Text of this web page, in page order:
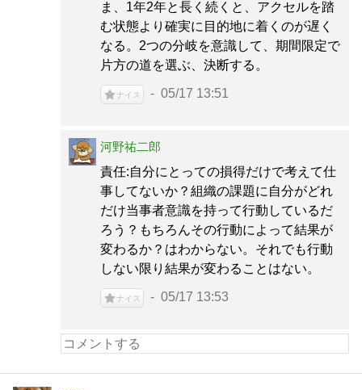
ま、1年2年と長く続くと、アクセルを踏
む状態より確実に目的地に着くのが遅く
なる。2つの分岐を意識して、期間限定で
片方の道を選ぶ、決断する。
ナイス 05/17 13:51
河野祐二郎
責任:自分にとっての損得だけで考えて仕
事してないか？組織の課題に自分がどれ
だけ当事者意識を持って行動しているだ
ろう？もちろんその行動によって結果が
変わるか？はわからない。それでも行動
しない限り結果が変わることはない。
ナイス 05/17 13:53